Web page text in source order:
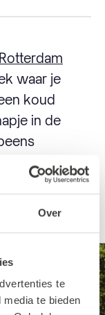
Over
te
te bieden
waar je
koud
in de
ze hier
droog te